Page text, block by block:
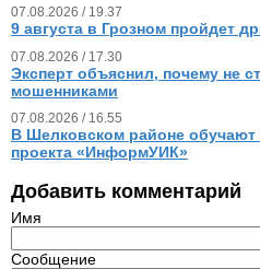
07.08.2026 / 19.37
9 августа в Грозном пройдет
07.08.2026 / 17.30
Эксперт объяснил, почему не
мошенниками
07.08.2026 / 16.55
В Шелковском районе обучают
проекта «ИнформУИК»
Добавить комментарий
Имя
Сообщение